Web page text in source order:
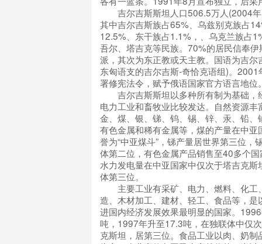
吉尔吉斯斯坦人口506.5万人(2004年
其中吉尔吉斯族占65%、乌兹别克族占
12.5%、东干族占1.1%，、乌克兰族占
吾尔、塔吉克等民族。70%的居民信奉
派，其次为东正教或天主教。国语为吉尔
东匈语支的吉尔吉斯-奇恰克语组)。
署修宪法令，赋予俄语国家官方语言地位
吉尔吉斯斯坦以多种所有制为基础，
电力工业和畜牧业比较发达。自然资源丰
金、煤、银、锑、钨、锡、锌、汞、铅、
有色金属和稀有金属等，煤的产量在中亚
誉为“中亚煤斗”，锑产量居世界第三位，
体第二位，有色金属产品销售至40多个
水力发电量在中亚国家中仅次于塔吉克
体第三位。
主要工业有采矿、电力、燃料、化工
造、木材加工、建材、轻工、食品等，是
进国内经济发展效果最明显的国家。
吨，1997年升至17.3吨，在独联体中仅
克斯坦，居第三位。食品工业以肉、奶